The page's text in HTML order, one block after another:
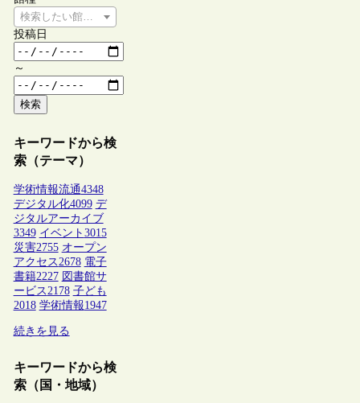
検索したい館種を選択してください
投稿日
～
検索
キーワードから検
索（テーマ）
学術情報流通4348
デジタル化4099 デ
ジタルアーカイブ
3349 イベント 3015
災害2755 オープン
アクセス2678 電子
書籍2227 図書館サ
ービス2178 子ども
2018 学術情報1947
続きを見る
キーワードから検
索（国・地域）